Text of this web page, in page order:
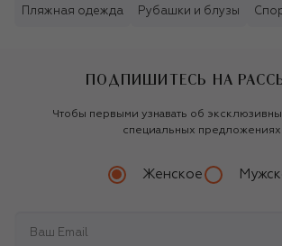
Пляжная одежда Рубашки и блузы
ПОДПИШИТЕСЬ НА
Чтобы первыми узнавать об
специальных предложениях
Женское